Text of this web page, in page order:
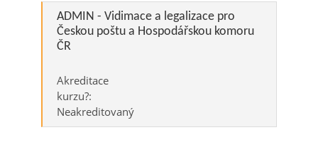
ADMIN - Vidimace a legalizace pro
Českou poštu a Hospodářskou komoru
ČR
Akreditace
kurzu?:
Neakreditovaný